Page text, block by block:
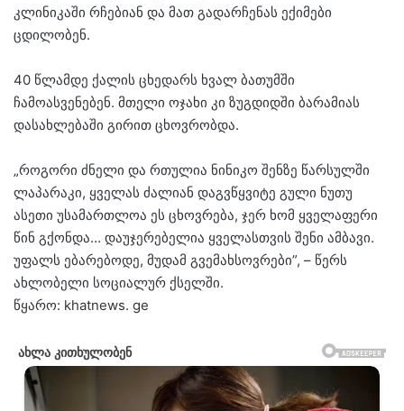
კლინიკაში რჩებიან და მათ გადარჩენას ექიმები
ცდილობენ.
40 წლამდე ქალის ცხედარს ხვალ ბათუმში
ჩამოასვენებენ. მთელი ოჯახი კი ზუგდიდში ბარამიას
დასახლებაში გირით ცხოვრობდა.
„როგორი ძნელი და რთულია ნინიკო შენზე წარსულში
ლაპარაკი, ყველას ძალიან დაგვწყვიტე გული ნუთუ
ასეთი უსამართლოა ეს ცხოვრება, ჯერ ხომ ყველაფერი
წინ გქონდა… დაუჯერებელია ყველასთვის შენი ამბავი.
უფალს ებარებოდე, მუდამ გვემახსოვრები”, – წერს
ახლობელი სოციალურ ქსელში.
წყარო: khatnews. ge